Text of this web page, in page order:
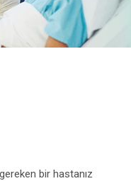
bir hastanız